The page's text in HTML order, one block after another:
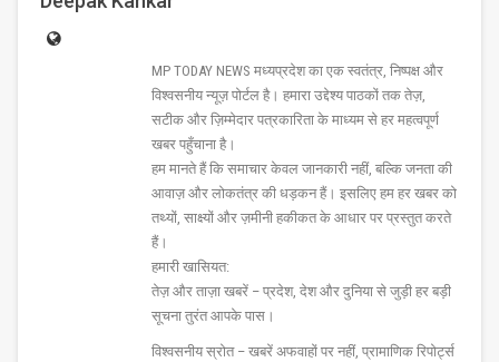
MP TODAY NEWS मध्यप्रदेश का एक स्वतंत्र, निष्पक्ष और
विश्वसनीय न्यूज़ पोर्टल है। हमारा उद्देश्य पाठकों तक तेज़,
सटीक और ज़िम्मेदार पत्रकारिता के माध्यम से हर महत्वपूर्ण
खबर पहुँचाना है।
हम मानते हैं कि समाचार केवल जानकारी नहीं, बल्कि जनता की
आवाज़ और लोकतंत्र की धड़कन हैं। इसलिए हम हर खबर को
तथ्यों, साक्ष्यों और ज़मीनी हकीकत के आधार पर प्रस्तुत करते
हैं।
हमारी खासियत:
तेज़ और ताज़ा खबरें – प्रदेश, देश और दुनिया से जुड़ी हर बड़ी
सूचना तुरंत आपके पास।
विश्वसनीय स्रोत – खबरें अफवाहों पर नहीं, प्रामाणिक रिपोर्ट्स